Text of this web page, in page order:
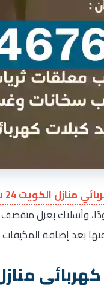
منازل الكويت 24 ساعة
وأسلاك بعزل متقصف
بعد إضافة المكيفات